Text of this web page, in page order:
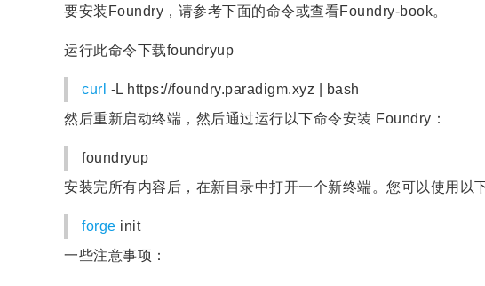
要安装Foundry，请参考下面的命令或查看Foundry-book。
运行此命令下载foundryup
curl -L https://foundry.paradigm.xyz | bash
然后重新启动终端，然后通过运行以下命令安装 Foundry：
foundryup
安装完所有内容后，在新目录中打开一个新终端。您可以使用以
forge init
一些注意事项：